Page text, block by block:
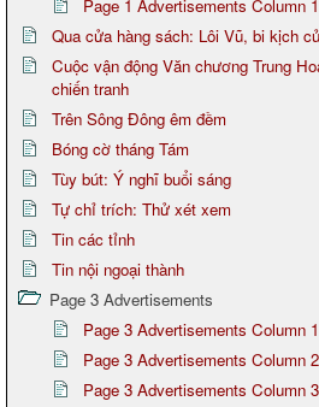
Page 1 Advertisements Column 1
Qua cửa hàng sách: Lôi Vũ, bi kịch
Cuộc vận động Văn chương Trung
chiến tranh
Trên Sông Đông êm đềm
Bóng cờ tháng Tám
Tùy bút: Ý nghĩ buổi sáng
Tự chỉ trích: Thử xét xem
Tin các tỉnh
Tin nội ngoại thành
Page 3 Advertisements
Page 3 Advertisements Column 1
Page 3 Advertisements Column 2
Page 3 Advertisements Column 3